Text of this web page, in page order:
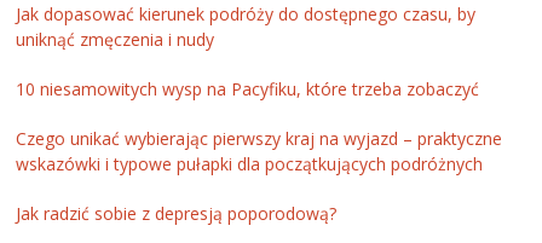
Jak dopasować kierunek podróży do dostępnego czasu, by
uniknąć zmęczenia i nudy
10 niesamowitych wysp na Pacyfiku, które trzeba zobaczyć
Czego unikać wybierając pierwszy kraj na wyjazd – praktyczne
wskazówki i typowe pułapki dla początkujących podróżnych
Jak radzić sobie z depresją poporodową?